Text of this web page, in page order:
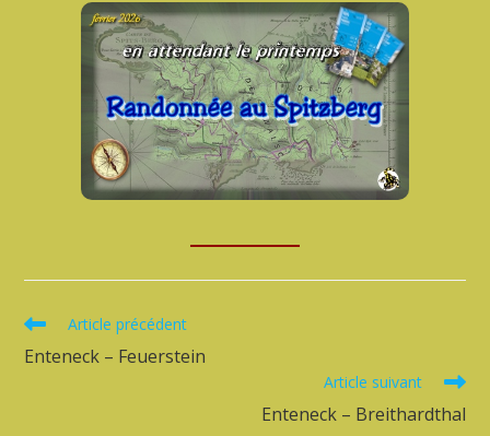
Read
articles
Article précédent
Enteneck – Feuerstein
Article suivant
Enteneck – Breithardthal